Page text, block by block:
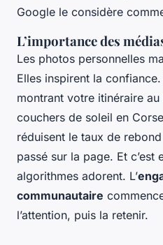
Google le considère
L’importance des
Les photos personnelles
Elles inspirent la
montrant votre itinéraire
couchers de soleil en
réduisent le taux de
passé sur la page. Et c’est
algorithmes adorent. L’
communautaire
l’attention, puis la retenir.